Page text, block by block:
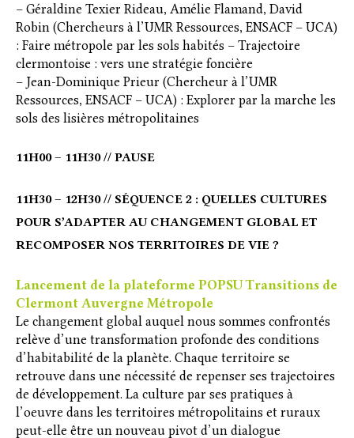
– Géraldine Texier Rideau, Amélie Flamand, David
Robin (Chercheurs à l’UMR Ressources, ENSACF – UCA)
: Faire métropole par les sols habités – Trajectoire
clermontoise : vers une stratégie foncière
– Jean-Dominique Prieur (Chercheur à l’UMR
Ressources, ENSACF – UCA) : Explorer par la marche les
sols des lisières métropolitaines
11H00 – 11H30 // PAUSE
11H30 – 12H30 // SÉQUENCE 2 : QUELLES CULTURES
POUR S’ADAPTER AU CHANGEMENT GLOBAL ET
RECOMPOSER NOS TERRITOIRES DE VIE ?
Lancement de la plateforme POPSU Transitions de
Clermont Auvergne Métropole
Le changement global auquel nous sommes confrontés
relève d’une transformation profonde des conditions
d’habitabilité de la planète. Chaque territoire se
retrouve dans une nécessité de repenser ses trajectoires
de développement. La culture par ses pratiques à
l’oeuvre dans les territoires métropolitains et ruraux
peut-elle être un nouveau pivot d’un dialogue